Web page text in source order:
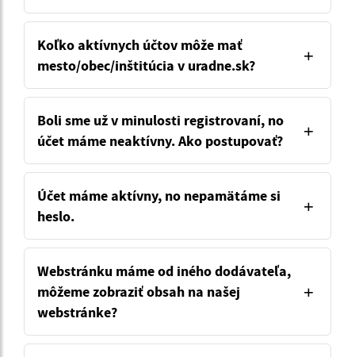
Koľko aktívnych účtov môže mať
mesto/obec/inštitúcia v uradne.sk?
Boli sme už v minulosti registrovaní, no
účet máme neaktívny. Ako postupovať?
Účet máme aktívny, no nepamätáme si
heslo.
Webstránku máme od iného dodávateľa,
môžeme zobraziť obsah na našej
webstránke?